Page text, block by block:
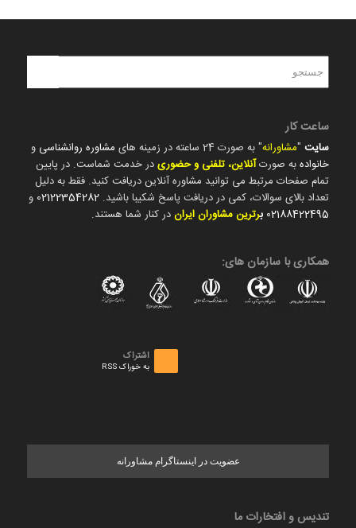
ساعت کار
سایت"مشاورانه" به صورت 24 ساعته در زمینه های مشاوره روانشناسی و
خانوادهبه صورتآنلاین، تلفنی و حضوریدر خدمت شماست. در پایین
تمام صفحات مرتبط می توانید مشاوره آنلاین دریافت کنید. فقط به دلیل
تعداد بالای سوالات، کمی در دریافت پاسخ شکیبا باشید. 02122354282 و
02188422495 برترین مشاوران ایراندر کنار شما هستند.
همکاری با سازمان های:
اشتراک
به خوراک RSS
عضویت در اینستاگرام مشاورانه
تندیس و افتخارات ما